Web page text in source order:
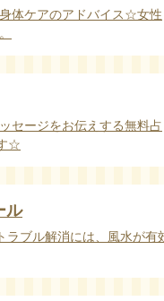
体ケアのアドバイス☆女性
セージをお伝えする無料占
☆
ル
ブル解消には、風水が有